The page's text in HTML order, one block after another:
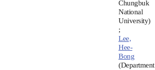
Chungbuk
National
University)
;
Lee,
Hee-
Bong
(Department